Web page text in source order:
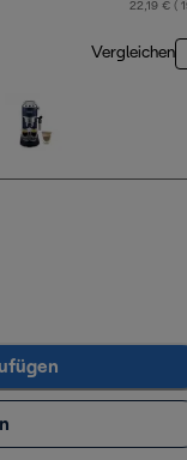
22,19 € (
Vergleichen